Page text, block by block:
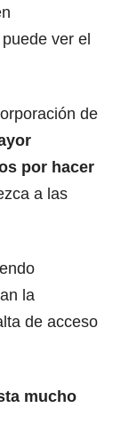
ver el
de
por hacer
a las
la
de acceso
mucho